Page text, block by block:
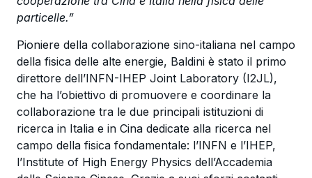
particelle.”
Pioniere della collaborazione sino-italiana nel campo
della fisica delle alte energie, Baldini è stato il primo
direttore dell’INFN-IHEP Joint Laboratory (I2JL),
che ha l’obiettivo di promuovere e coordinare la
collaborazione tra le due principali istituzioni di
ricerca in Italia e in Cina dedicate alla ricerca nel
campo della fisica fondamentale: l’INFN e l’IHEP,
l’Institute of High Energy Physics dell’Accademia